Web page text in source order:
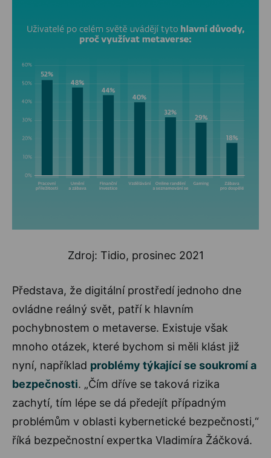
Zdroj: Tidio, prosinec 2021
Představa, že digitální prostředí jednoho dne
ovládne reálný svět, patří k hlavním
pochybnostem o metaverse. Existuje však
mnoho otázek, které bychom si měli klást již
nyní, například problémy týkající se soukromí a
bezpečnosti. „Čím dříve se taková rizika
zachytí, tím lépe se dá předejít případným
problémům v oblasti kybernetické bezpečnosti,“
říká bezpečnostní expertka Vladimíra Žáčková.